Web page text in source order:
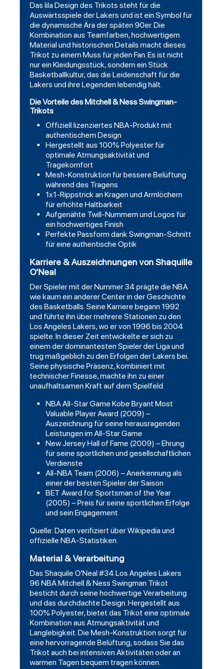
Das lila Design des Trikots steht für die
Auswärtsspiele der Lakers und ist ein Symbol für
die dynamische Ära der späten 90er. Die
Kombination aus Teamfarben, hochwertigem
Material und historischen Details macht dieses
Trikot zu einem Muss für jeden Fan. Es ist nicht
nur ein Kleidungsstück, sondern ein Stück
Basketballkultur, das die Leidenschaft für die
Lakers und ihre Legenden lebendig hält.
Die Vorteile des Mitchell & Ness Swingman-
Trikots
Offiziell lizenziertes NBA-Produkt mit
authentischem Design
Hergestellt aus 100% Polyester für
optimale Atmungsaktivität und
Tragekomfort
Mesh-Konstruktion für bessere Belüftung
während des Tragens
1x1-Rippstrick an Kragen und Armlöchern
für erhöhte Haltbarkeit
Aufgenähte Twill-Nummern und Logos für
ein hochwertiges Finish
Perfekte Passform dank Swingman-Schnitt
für eine authentische Optik
Karriere & Auszeichnungen von Shaquille
O'Neal
Der Spieler mit der Nummer 34 prägte die NBA
wie kaum ein anderer Center in der Geschichte
des Basketballs. Seine Karriere begann 1992
und führte ihn über mehrere Stationen zu den
Los Angeles Lakers, wo er von 1996 bis 2004
spielte. In dieser Zeit entwickelte er sich zu
einem der dominantesten Spieler der Liga und
trug maßgeblich zu den Erfolgen der Lakers bei.
Seine physische Präsenz, kombiniert mit
technischer Finesse, machte ihn zu einer
unaufhaltsamen Kraft auf dem Spielfeld.
NBA All-Star Game Kobe Bryant Most
Valuable Player Award (2009) –
Auszeichnung für seine herausragenden
Leistungen im All-Star Game
New Jersey Hall of Fame (2009) – Ehrung
für seine sportlichen und gesellschaftlichen
Verdienste
All-NBA Team (2006) – Anerkennung als
einer der besten Spieler der Saison
BET Award for Sportsman of the Year
(2005) – Preis für seine sportlichen Erfolge
und sein Engagement
Quelle: Daten verifiziert über Wikipedia und
offizielle NBA-Statistiken.
Material & Verarbeitung
Das Shaquile O'Neal #34 Los Angeles Lakers
96 NBA Mitchell & Ness Swingman Trikot
besticht durch seine hochwertige Verarbeitung
und das durchdachte Design. Hergestellt aus
100% Polyester, bietet das Trikot eine optimale
Kombination aus Atmungsaktivität und
Langlebigkeit. Die Mesh-Konstruktion sorgt für
eine hervorragende Belüftung, sodass Sie das
Trikot auch bei intensiven Aktivitäten oder an
warmen Tagen bequem tragen können.